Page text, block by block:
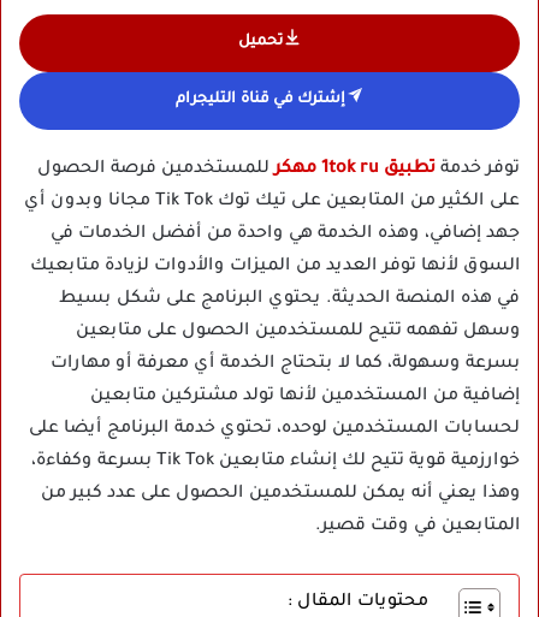
تحميل
إشترك في قناة التليجرام
توفر خدمة تطبيق 1tok ru مهكر
للمستخدمين فرصة الحصول
على الكثير من المتابعين على تيك توك Tik Tok مجانا وبدون أي
جهد إضافي، وهذه الخدمة هي واحدة من أفضل الخدمات في
السوق لأنها توفر العديد من الميزات والأدوات لزيادة متابعيك
في هذه المنصة الحديثة. يحتوي البرنامج على شكل بسيط
وسهل تفهمه تتيح للمستخدمين الحصول على متابعين
بسرعة وسهولة، كما لا بتحتاج الخدمة أي معرفة أو مهارات
إضافية من المستخدمين لأنها تولد مشتركين متابعين
لحسابات المستخدمين لوحده، تحتوي خدمة البرنامج أيضا على
خوارزمية قوية تتيح لك إنشاء متابعين Tik Tok بسرعة وكفاءة،
وهذا يعني أنه يمكن للمستخدمين الحصول على عدد كبير من
المتابعين في وقت قصير.
محتويات المقال :